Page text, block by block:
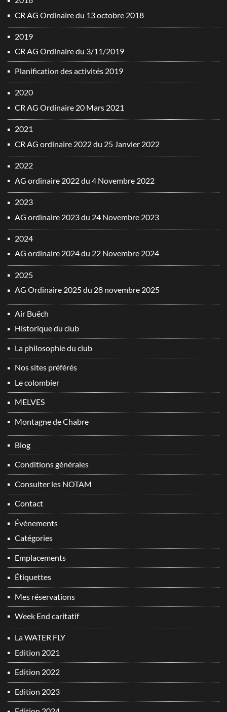
CR AG Ordinaire du 13 octobre 2018
2019
CR AG Ordinaire du 3/11/2019
Planification des activités 2019
2020
CR AG Ordinaire 20 Mars 2021
2021
CR AG ordinaire 2022 du 25 Janvier 2022
2022
AG ordinaire 2022 du 4 Novembre 2022
2023
AG ordinaire 2023 du 24 Novembre 2023
2024
AG ordinaire 2024 du 22 Novembre 2024
2025
AG Ordinaire 2025 du 28 novembre 2025
Air Buëch
Historique du club
La philosophie du club
Nos sites préférés
Le colombier
MELVES
Montagne de Chabre
Blog
Conditions générales
Consulter les NOTAM
Contact
Évènements
Catégories
Emplacements
Étiquettes
Mes réservations
Week End caritatif
La WATER FLY
Edition 2021
Edition 2022
Edition 2023